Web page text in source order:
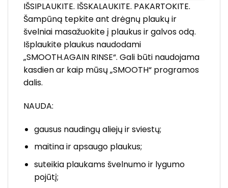
IŠSIPLAUKITE. IŠSKALAUKITE. PAKARTOKITE.
Šampūną tepkite ant drėgnų plaukų ir
švelniai masažuokite į plaukus ir galvos odą.
Išplaukite plaukus naudodami
„SMOOTH.AGAIN RINSE“. Gali būti naudojama
kasdien ar kaip mūsų „SMOOTH“ programos
dalis.
NAUDA:
gausus naudingų aliejų ir sviestų;
maitina ir apsaugo plaukus;
suteikia plaukams švelnumo ir lygumo
pojūtį;